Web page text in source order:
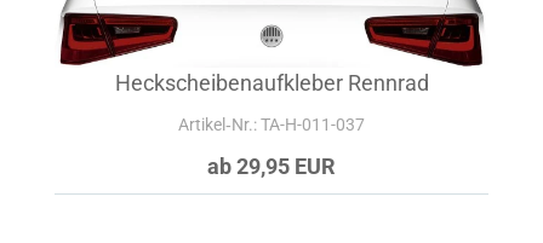
Heckscheibenaufkleber Rennrad
Artikel‑Nr.: TA-H-011-037
ab 29,95 EUR